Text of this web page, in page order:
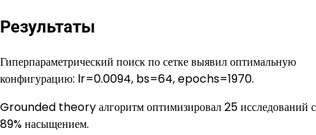
Результаты
Гиперпараметрический поиск по сетке выявил оптимальную
конфигурацию: lr=0.0094, bs=64, epochs=1970.
Grounded theory алгоритм оптимизировал 25 исследований с
89% насыщением.